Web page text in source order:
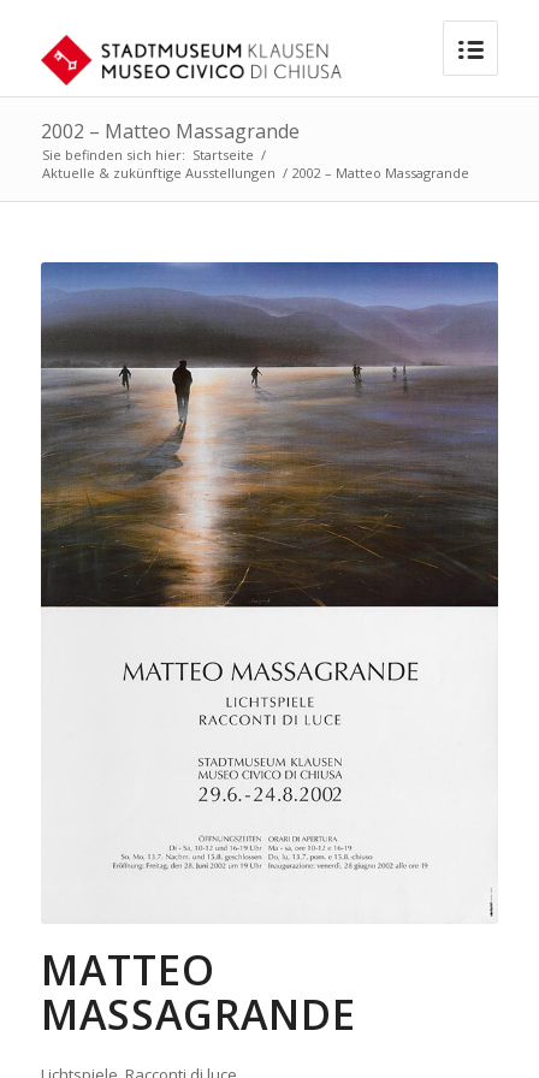
2002 – Matteo Massagrande
Sie befinden sich hier: Startseite /
Aktuelle & zukünftige Ausstellungen / 2002 – Matteo Massagrande
MATTEO
MASSAGRANDE